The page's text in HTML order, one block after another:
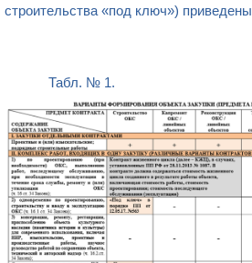
строительства «под ключ»)
Табл. № 1.